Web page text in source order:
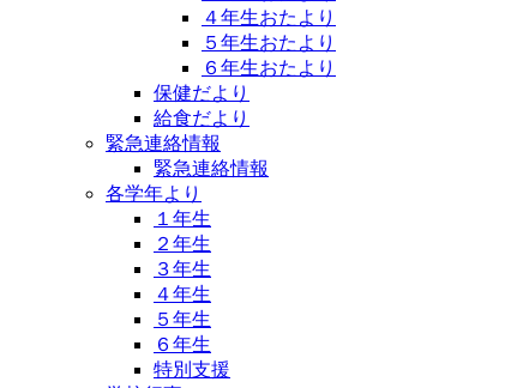
４年生おたより
５年生おたより
６年生おたより
保健だより
給食だより
緊急連絡情報
緊急連絡情報
各学年より
１年生
２年生
３年生
４年生
５年生
６年生
特別支援